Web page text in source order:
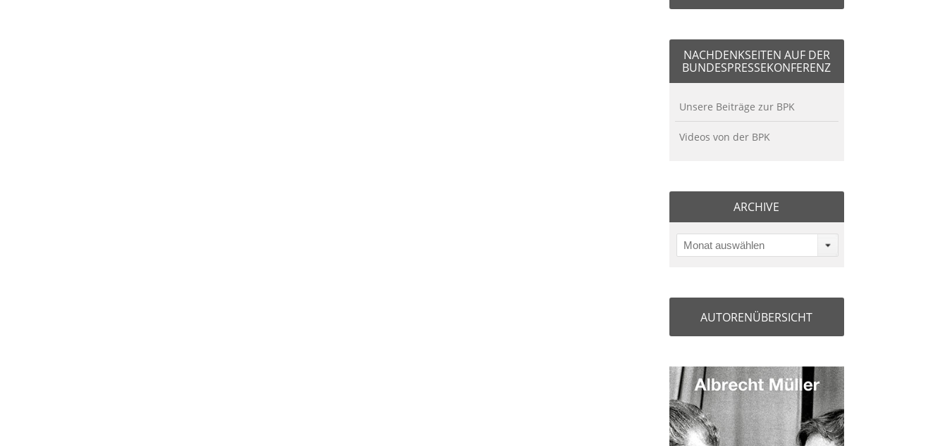
NACHDENKSEITEN AUF DER
BUNDESPRESSEKONFERENZ
Unsere Beiträge zur BPK
Videos von der BPK
ARCHIVE
Monat auswählen
AUTORENÜBERSICHT